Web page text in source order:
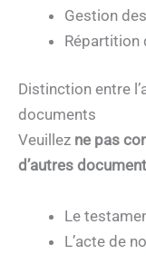
Gestion
Répartition
Distinction entre
documents
Veuillez ne pas
d’autres
Le
L’acte de